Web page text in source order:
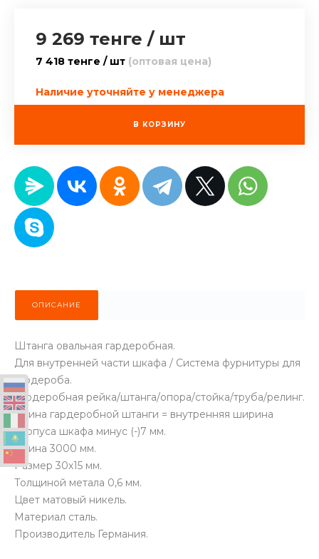
9 269 тенге / шт
7 418 тенге / шт (оптовая цена)
Наличие уточняйте у менеджера
В КОРЗИНУ
ОПИСАНИЕ
Штанга овальная гардеробная.
Для внутренней части шкафа / Система фурнитуры для
гардероба.
Гардеробная рейка/штанга/опора/стойка/труба/релинг.
Длина гардеробной штанги = внутренняя ширина
корпуса шкафа минус (-)7 мм.
Длина 3000 мм.
Размер 30х15 мм.
Толщиной метала 0,6 мм.
Цвет матовый никель.
Материал сталь.
Производитель Германия.